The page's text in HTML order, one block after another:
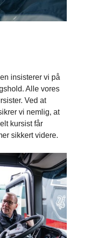
insisterer vi på
Alle vores
Ved at
vi nemlig, at
kursist får
sikkert videre.